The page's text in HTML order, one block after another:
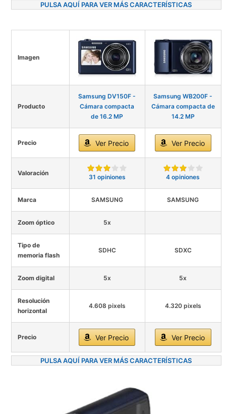
PULSA AQUÍ PARA VER MÁS CARACTERÍSTICAS
Imagen
Producto
Samsung DV150F -
Cámara compacta
de 16.2 MP
Samsung WB200F -
Cámara compacta de
14.2 MP
Precio Ver Precio Ver Precio
Valoración
31 opiniones 4 opiniones
Marca SAMSUNG SAMSUNG
Zoom óptico 5x
Tipo de
memoria flash
SDHC SDXC
Zoom digital 5x 5x
Resolución
horizontal
4.608 pixels 4.320 pixels
Precio Ver Precio Ver Precio
PULSA AQUÍ PARA VER MÁS CARACTERÍSTICAS